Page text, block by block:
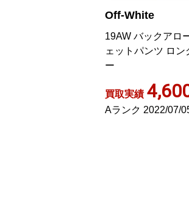
Off-White
19AW バックアロ
ェットパンツ ロン
ー
買取実績
Aランク 2022/07/